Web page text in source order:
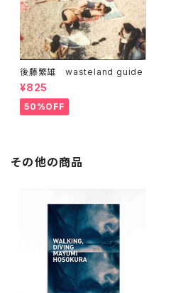
後藤繁雄 wasteland guide
¥825
50%OFF
その他の商品